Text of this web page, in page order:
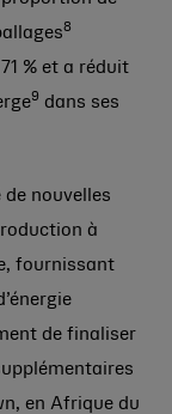
8
% et a réduit
9 dans ses
de nouvelles
à
fournissant
de finaliser
en Afrique du